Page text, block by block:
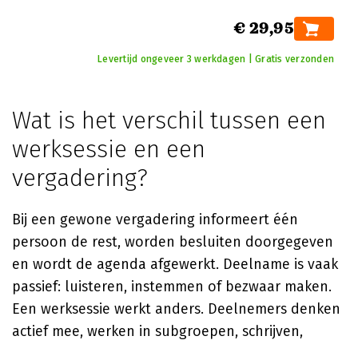
€ 29,95
Levertijd ongeveer 3 werkdagen | Gratis verzonden
Wat is het verschil tussen een
werksessie en een
vergadering?
Bij een gewone vergadering informeert één
persoon de rest, worden besluiten doorgegeven
en wordt de agenda afgewerkt. Deelname is vaak
passief: luisteren, instemmen of bezwaar maken.
Een werksessie werkt anders. Deelnemers denken
actief mee, werken in subgroepen, schrijven,